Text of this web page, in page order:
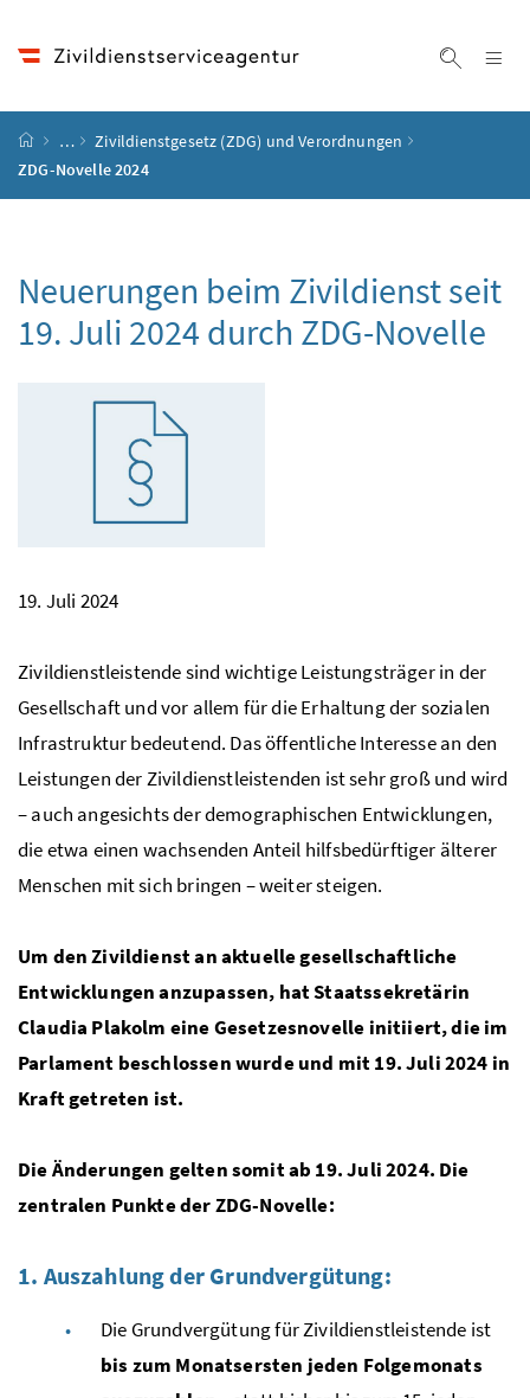
Startseite
…
Zivildienstgesetz (ZDG) und Verordnungen
ZDG-Novelle 2024
Neuerungen beim Zivildienst seit
19. Juli 2024 durch ZDG-Novelle
19. Juli 2024
Zivildienstleistende sind wichtige Leistungsträger in der
Gesellschaft und vor allem für die Erhaltung der sozialen
Infrastruktur bedeutend. Das öffentliche Interesse an den
Leistungen der Zivildienstleistenden ist sehr groß und wird
– auch angesichts der demographischen Entwicklungen,
die etwa einen wachsenden Anteil hilfsbedürftiger älterer
Menschen mit sich bringen – weiter steigen.
Um den Zivildienst an aktuelle gesellschaftliche
Entwicklungen anzupassen, hat Staatssekretärin
Claudia Plakolm eine Gesetzesnovelle initiiert, die im
Parlament beschlossen wurde und mit 19. Juli 2024 in
Kraft getreten ist.
Die Änderungen gelten somit ab 19. Juli 2024. Die
zentralen Punkte derZDG-Novelle:
1. Auszahlung der Grundvergütung:
Die Grundvergütung für Zivildienstleistende ist
bis zum Monatsersten jeden Folgemonats